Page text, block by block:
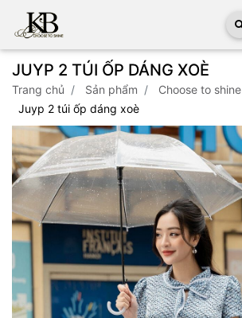
JUYP 2 TÚI ỐP DÁNG XOÈ
trang chủ sản phẩm
choose to shine
juyp 2 túi ốp dáng xoè